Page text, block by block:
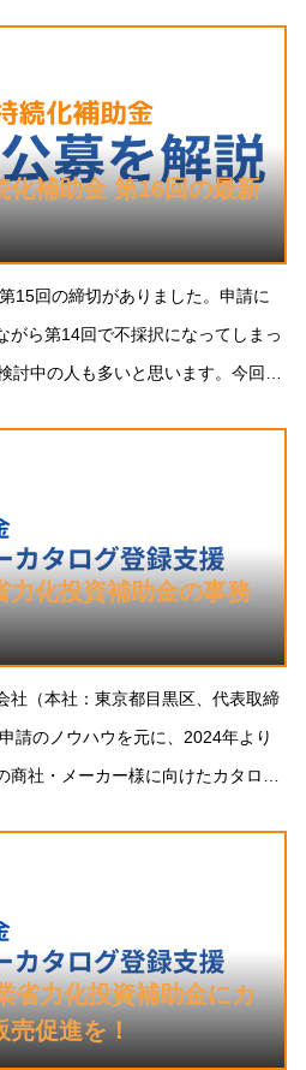
補助金
化補助金 第16回の最新
15回の締切がありました。申請に
がら第14回で不採択になってしまっ
討中の人も多いと思います。今回
力化投資補助金の事務
社（本社：東京都目黒区、代表取締
請のノウハウを元に、2024年より
社・メーカー様に向けたカタログ
省力化投資補助金にカ
売促進を！